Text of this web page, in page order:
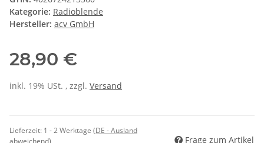
Kategorie: Radioblende
Hersteller: acv GmbH
28,90 €
inkl. 19% USt. , zzgl. Versand
Lieferzeit: 1 - 2 Werktage (DE - Ausland
abweichend)
Frage zum Artikel